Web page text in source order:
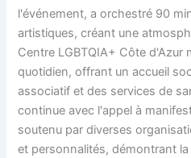
l'événement, a orchestré 90
artistiques, créant une
Centre LGBTQIA+ Côte
quotidien, offrant un accueil
associatif et des services de
continue avec l'appel à
soutenu par diverses
et personnalités, démontrant